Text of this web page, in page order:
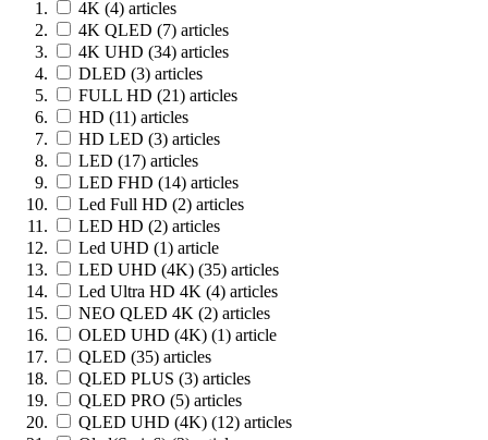
4K (4) articles
4K QLED (7) articles
4K UHD (34) articles
DLED (3) articles
FULL HD (21) articles
HD (11) articles
HD LED (3) articles
LED (17) articles
LED FHD (14) articles
Led Full HD (2) articles
LED HD (2) articles
Led UHD (1) article
LED UHD (4K) (35) articles
Led Ultra HD 4K (4) articles
NEO QLED 4K (2) articles
OLED UHD (4K) (1) article
QLED (35) articles
QLED PLUS (3) articles
QLED PRO (5) articles
QLED UHD (4K) (12) articles